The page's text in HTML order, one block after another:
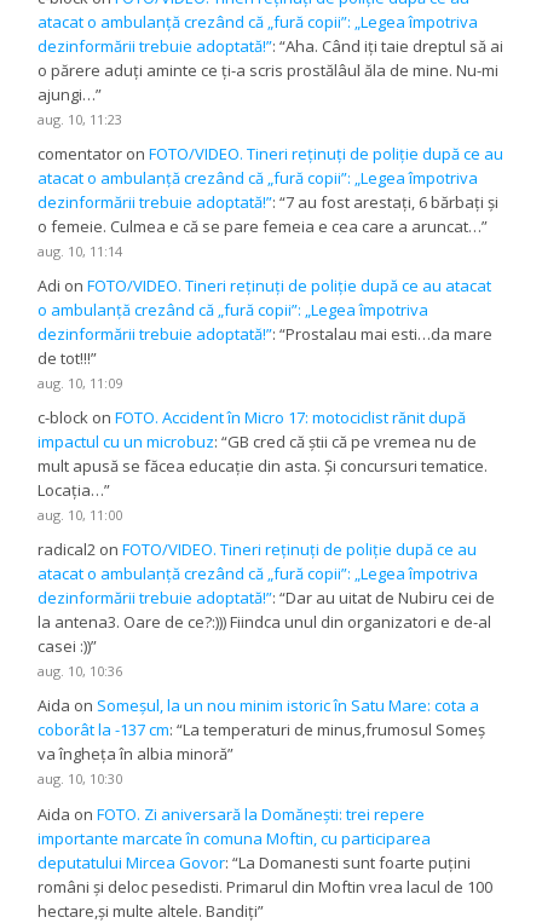
atacat o ambulanță crezând că „fură copii”: „Legea împotriva
dezinformării trebuie adoptată!”: “Aha. Când iți taie dreptul să ai
o părere aduți aminte ce ți-a scris prostălâul ăla de mine. Nu-mi
ajungi…”
aug. 10, 11:23
comentator onFOTO/VIDEO. Tineri reținuți de poliție după ce au
atacat o ambulanță crezând că „fură copii”: „Legea împotriva
dezinformării trebuie adoptată!”: “7 au fost arestați, 6 bărbați și
o femeie. Culmea e că se pare femeia e cea care a aruncat…”
aug. 10, 11:14
Adi onFOTO/VIDEO. Tineri reținuți de poliție după ce au atacat
o ambulanță crezând că „fură copii”: „Legea împotriva
dezinformării trebuie adoptată!”: “Prostalau mai esti…da mare
de tot!!!”
aug. 10, 11:09
c-block onFOTO. Accident în Micro 17: motociclist rănit după
impactul cu un microbuz: “GB cred că știi că pe vremea nu de
mult apusă se făcea educație din asta. Și concursuri tematice.
Locația…”
aug. 10, 11:00
radical2 onFOTO/VIDEO. Tineri reținuți de poliție după ce au
atacat o ambulanță crezând că „fură copii”: „Legea împotriva
dezinformării trebuie adoptată!”: “Dar au uitat de Nubiru cei de
la antena3. Oare de ce?:))) Fiindca unul din organizatori e de-al
casei :))”
aug. 10, 10:36
Aida on Someșul, la un nou minim istoric în Satu Mare: cota a
coborât la -137 cm: “La temperaturi de minus,frumosul Someș
va îngheța în albia minoră”
aug. 10, 10:30
Aida onFOTO. Zi aniversară la Domănești: trei repere
importante marcate în comuna Moftin, cu participarea
deputatului Mircea Govor: “La Domanesti sunt foarte puțini
români și deloc pesedisti. Primarul din Moftin vrea lacul de 100
hectare,și multe altele. Bandiți”